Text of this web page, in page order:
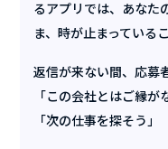
るアプリでは、あなた
ま、時が止まっている
返信が来ない間、応募
「この会社とはご縁が
「次の仕事を探そう」